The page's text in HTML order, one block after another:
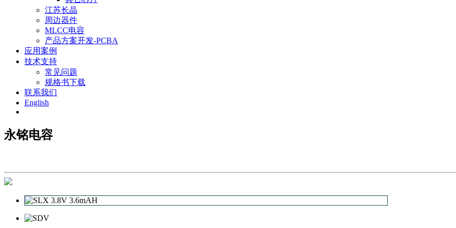
江苏长晶
周边器件
MLCC电容
产品方案开发-PCBA
应用案例
技术支持
常见问题
规格书下载
联系我们
English
永铭电容